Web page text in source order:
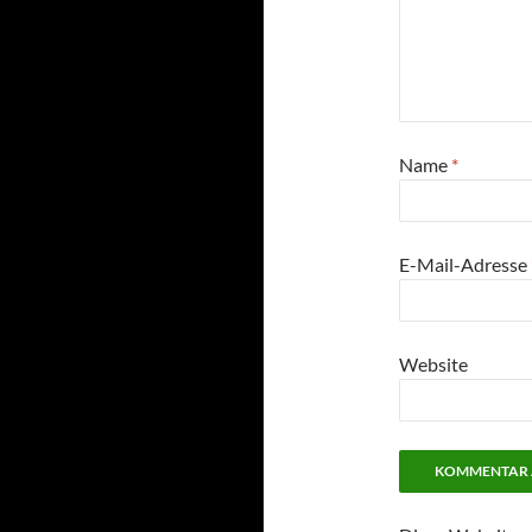
Name *
E-Mail-Adresse
Website